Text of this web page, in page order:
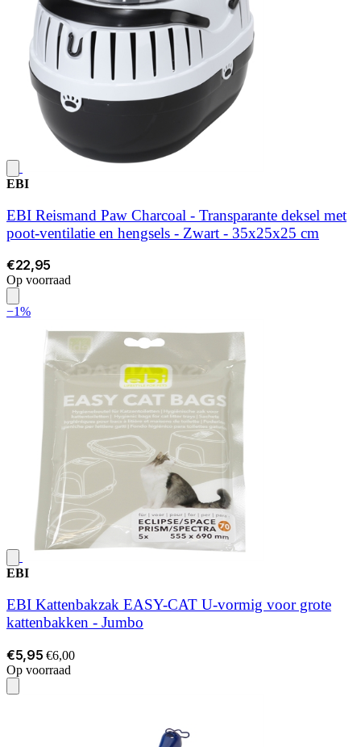
EBI
EBI Reismand Paw Charcoal - Transparante deksel met
poot-ventilatie en hengsels - Zwart - 35x25x25 cm
€22,95
Op voorraad
−1%
EBI
EBI Kattenbakzak EASY-CAT U-vormig voor grote
kattenbakken - Jumbo
€5,95 €6,00
Op voorraad